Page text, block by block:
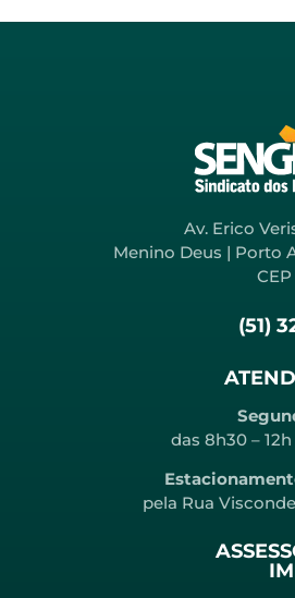
Av. Erico
Menino Deus | Porto
(51)
das 8h30 – 12h
pela Rua